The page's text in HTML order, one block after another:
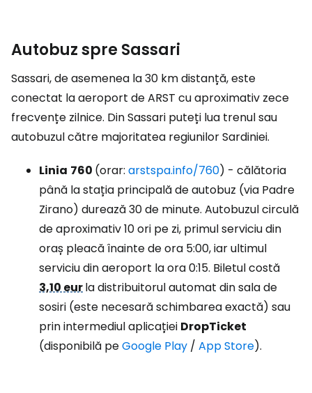
Autobuz spre Sassari
Sassari, de asemenea la 30 km distanță, este
conectat la aeroport de ARST cu aproximativ zece
frecvențe zilnice. Din Sassari puteți lua trenul sau
autobuzul către majoritatea regiunilor Sardiniei.
Linia 760 (orar: arstspa.info/760) - călătoria
până la stația principală de autobuz (via Padre
Zirano) durează 30 de minute. Autobuzul circulă
de aproximativ 10 ori pe zi, primul serviciu din
oraș pleacă înainte de ora 5:00, iar ultimul
serviciu din aeroport la ora 0:15. Biletul costă
3,10 eurla distribuitorul automat din sala de
sosiri (este necesară schimbarea exactă) sau
prin intermediul aplicației DropTicket
(disponibilă peGoogle Play / App Store).